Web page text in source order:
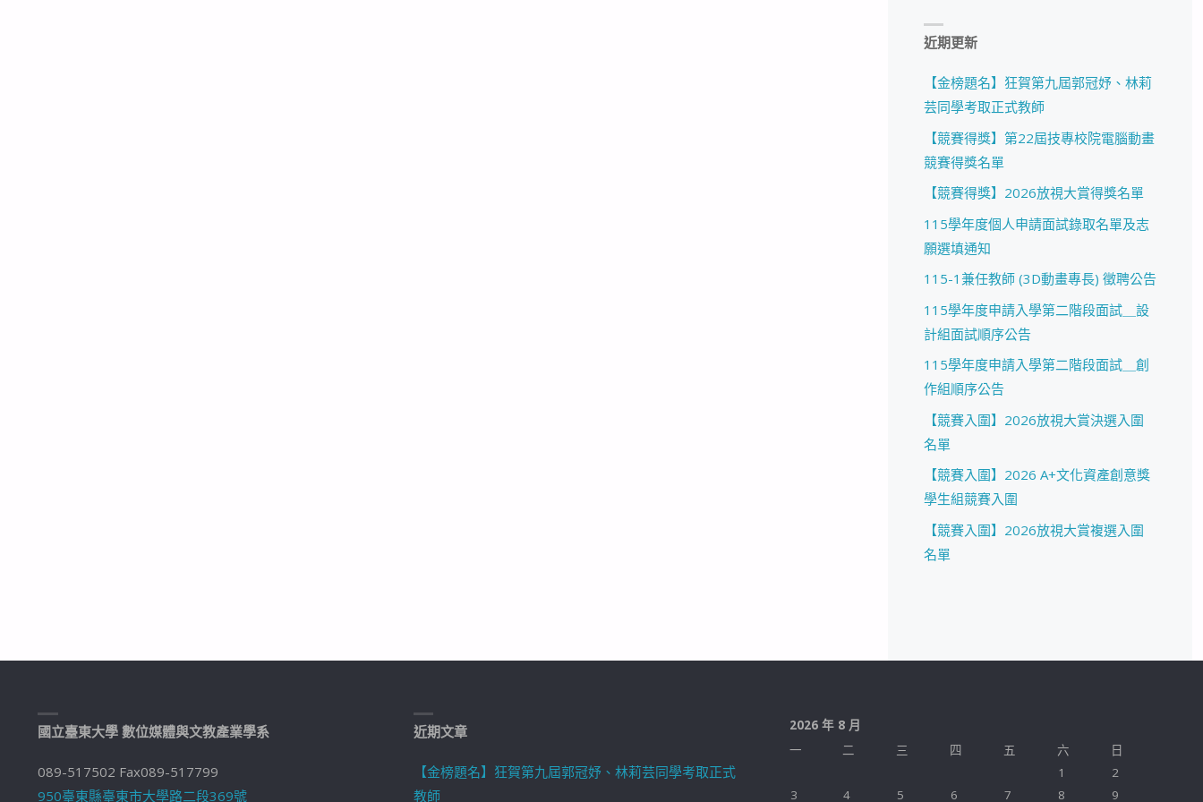
近期更新
【金榜題名】狂賀第九屆郭冠妤、林莉
芸同學考取正式教師
【競賽得獎】第22屆技專校院電腦動畫
競賽得獎名單
【競賽得獎】2026放視大賞得獎名單
115學年度個人申請面試錄取名單及志
願選填通知
115-1兼任教師 (3D動畫專長) 徵聘公告
115學年度申請入學第二階段面試＿設
計組面試順序公告
115學年度申請入學第二階段面試＿創
作組順序公告
【競賽入圍】2026放視大賞決選入圍
名單
【競賽入圍】2026 A+文化資產創意獎
學生組競賽入圍
【競賽入圍】2026放視大賞複選入圍
名單
國立臺東大學 數位媒體與文教產業學系
089-517502 Fax089-517799
950臺東縣臺東市大學路二段369號
近期文章
【金榜題名】狂賀第九屆郭冠妤、林莉芸同學考取正式
教師
2026 年 8 月
一
二 三 四 五 六
日
1
2
3
4 5 6 7 8 9